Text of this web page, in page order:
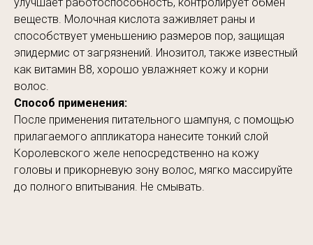
улучшает работоспособность, контролирует обмен
веществ. Молочная кислота заживляет раны и
способствует уменьшению размеров пор, защищая
эпидермис от загрязнений. Инозитол, также известный
как витамин B8, хорошо увлажняет кожу и корни
волос.
Способ применения:
После применения питательного шампуня, с помощью
прилагаемого аппликатора нанесите тонкий слой
Королевского желе непосредственно на кожу
головы и прикорневую зону волос, мягко массируйте
до полного впитывания. Не смывать.